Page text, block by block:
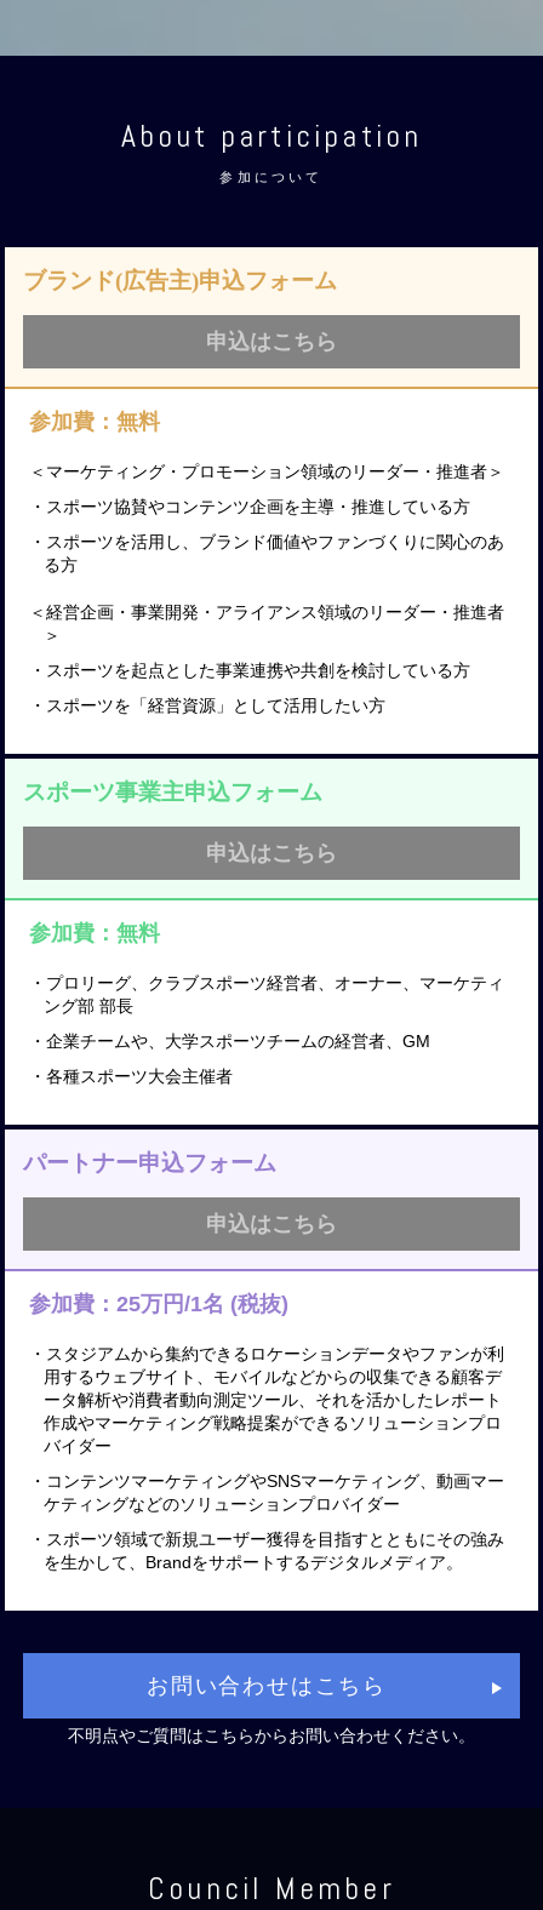
About participation
参加について
ブランド(広告主)申込フォーム
申込はこちら
参加費：無料
＜マーケティング・プロモーション領域のリーダー・推進者＞
・スポーツ協賛やコンテンツ企画を主導・推進している方
・スポーツを活用し、ブランド価値やファンづくりに関心のあ
る方
＜経営企画・事業開発・アライアンス領域のリーダー・推進者
＞
・スポーツを起点とした事業連携や共創を検討している方
・スポーツを「経営資源」として活用したい方
スポーツ事業主申込フォーム
申込はこちら
参加費：無料
・プロリーグ、クラブスポーツ経営者、オーナー、マーケティ
ング部 部長
・企業チームや、大学スポーツチームの経営者、GM
・各種スポーツ大会主催者
パートナー申込フォーム
申込はこちら
参加費：25万円/1名 (税抜)
・スタジアムから集約できるロケーションデータやファンが利
用するウェブサイト、モバイルなどからの収集できる顧客デ
ータ解析や消費者動向測定ツール、それを活かしたレポート
作成やマーケティング戦略提案ができるソリューションプロ
バイダー
・コンテンツマーケティングやSNSマーケティング、動画マー
ケティングなどのソリューションプロバイダー
・スポーツ領域で新規ユーザー獲得を目指すとともにその強み
を生かして、Brandをサポートするデジタルメディア。
お問い合わせはこちら
不明点やご質問はこちらからお問い合わせください。
Council Member